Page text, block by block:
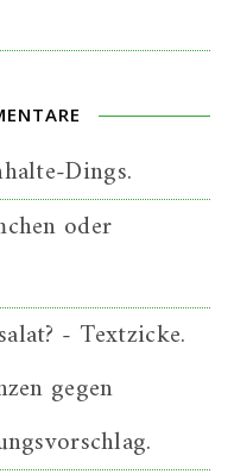
Dings.
oder
- Textzicke.
gegen